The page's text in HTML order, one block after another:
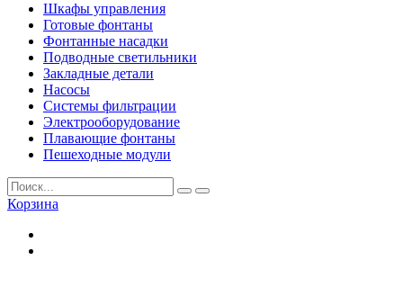
Шкафы управления
Готовые фонтаны
Фонтанные насадки
Подводные светильники
Закладные детали
Насосы
Системы фильтрации
Электрооборудование
Плавающие фонтаны
Пешеходные модули
Корзина